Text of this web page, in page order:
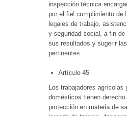
inspección técnica
por el fiel cumplimiento de
legales de trabajo,
y seguridad social, a fin de
sus resultados y sugerir
pertinentes.
Artículo 45
Los trabajadores agrícolas
domésticos tienen derecho
protección en materia de